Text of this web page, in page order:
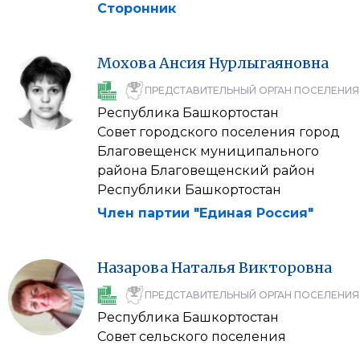
Сторонник
МоховаАнсияНурлыгаяновна
ПРЕДСТАВИТЕЛЬНЫЙ ОРГАН ПОСЕЛЕНИЯ
Республика Башкортостан
Совет городского поселения город
Благовещенск муниципального
района Благовещенский район
Республики Башкортостан
Член партии "Единая Россия"
НазароваНатальяВикторовна
ПРЕДСТАВИТЕЛЬНЫЙ ОРГАН ПОСЕЛЕНИЯ
Республика Башкортостан
Совет сельского поселения